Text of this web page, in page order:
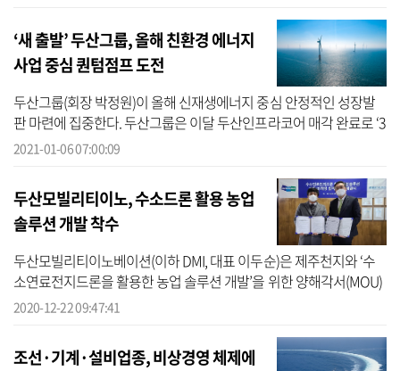
‘새 출발’ 두산그룹, 올해 친환경 에너지
사업 중심 퀀텀점프 도전
두산그룹(회장 박정원)이 올해 신재생에너지 중심 안정적인 성장발
판 마련에 집중한다. 두산그룹은 이달 두산인프라코어 매각 완료로 ‘3
조원 규모 자구안’ 목표를 달성하게 된다. 자구안 이행 계획이 막바지
2021-01-06 07:00:09
두산모빌리티이노, 수소드론 활용 농업
솔루션 개발 착수
두산모빌리티이노베이션(이하 DMI, 대표 이두순)은 제주천지와 ‘수
소연료전지드론을 활용한 농업 솔루션 개발’을 위한 양해각서(MOU)
를 체결했다고 22일 밝혔다. 제주천지는 드론과 무인헬기를 활용해
2020-12-22 09:47:41
조선·기계·설비업종, 비상경영 체제에